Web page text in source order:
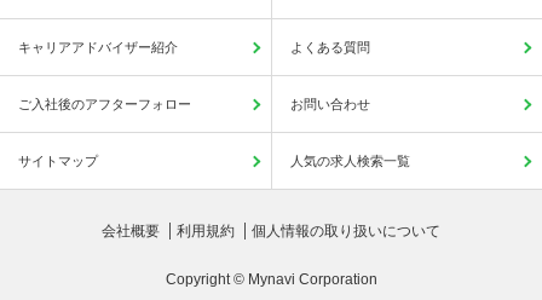
キャリアアドバイザー紹介 よくある質問
ご入社後のアフターフォロー お問い合わせ
サイトマップ 人気の求人検索一覧
会社概要 利用規約 個人情報の取り扱いについて
Copyright © Mynavi Corporation